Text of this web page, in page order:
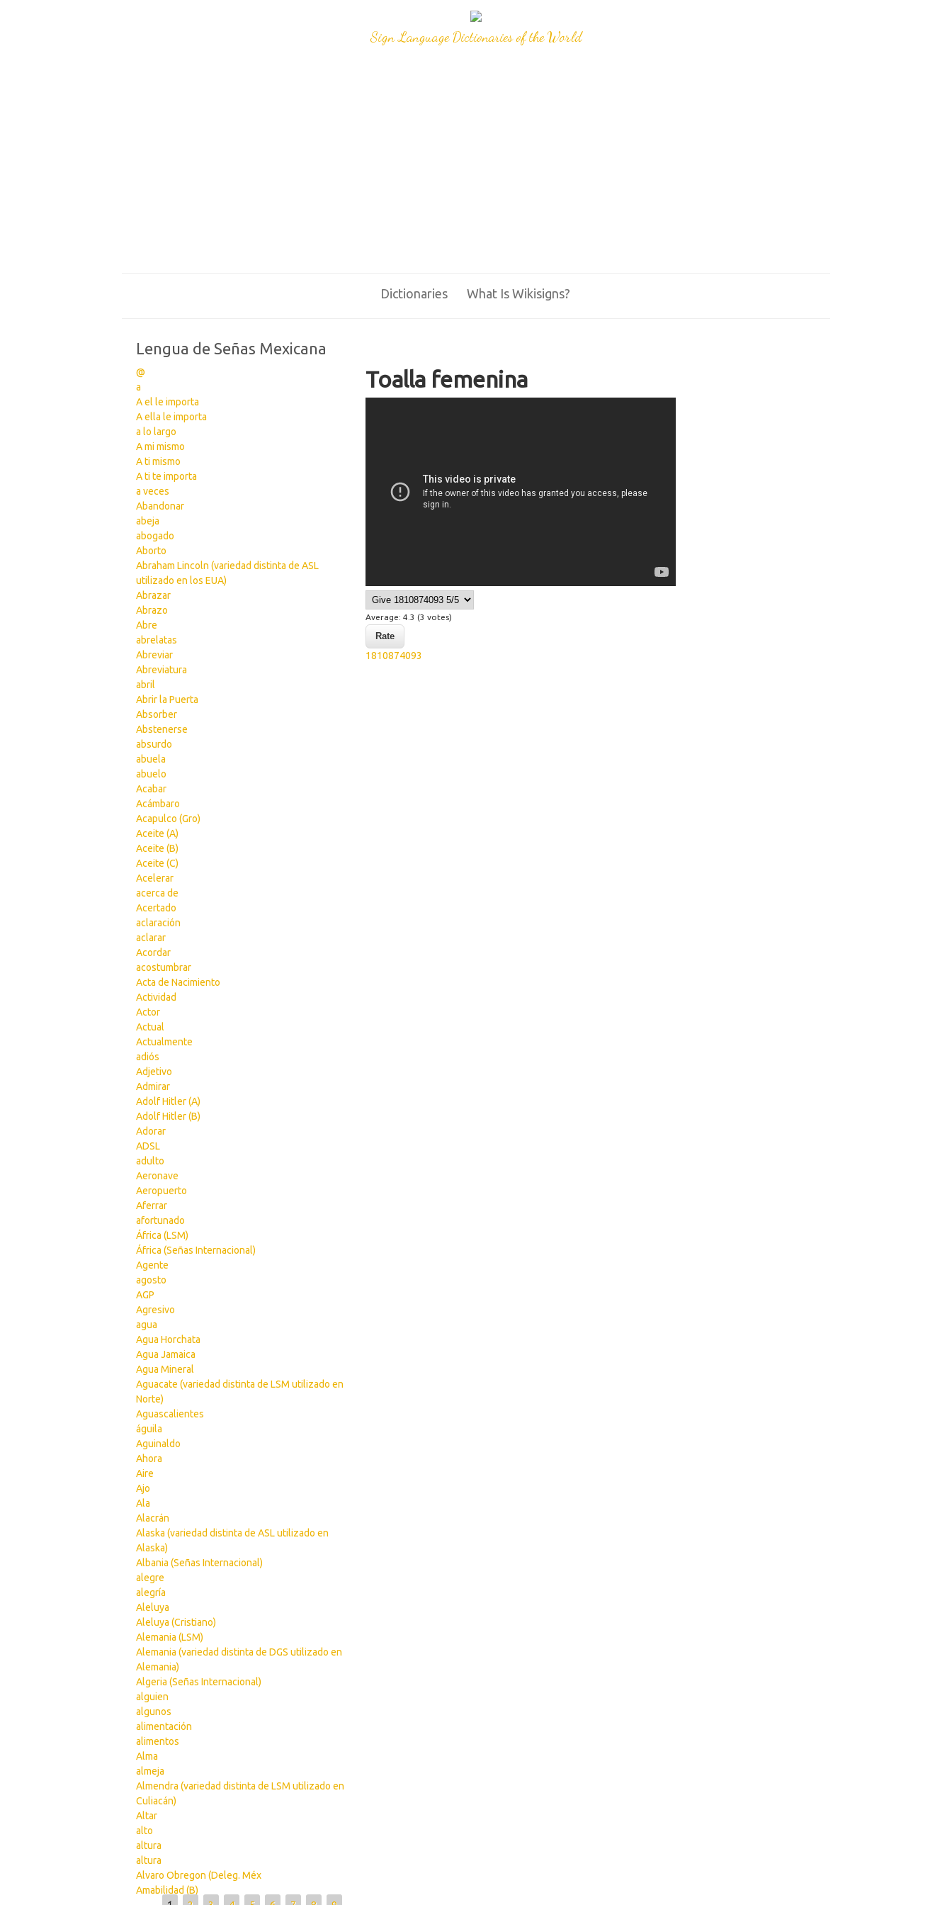
Sign Language Dictionaries of the World
Dictionaries What Is Wikisigns?
Lengua de Señas Mexicana
@
a
A el le importa
A ella le importa
a lo largo
A mi mismo
A ti mismo
A ti te importa
a veces
Abandonar
abeja
abogado
Aborto
Abraham Lincoln (variedad distinta de ASL
utilizado en los EUA)
Abrazar
Abrazo
Abre
abrelatas
Abreviar
Abreviatura
abril
Abrir la Puerta
Absorber
Abstenerse
absurdo
abuela
abuelo
Acabar
Acámbaro
Acapulco (Gro)
Aceite (A)
Aceite (B)
Aceite (C)
Acelerar
acerca de
Acertado
aclaración
aclarar
Acordar
acostumbrar
Acta de Nacimiento
Actividad
Actor
Actual
Actualmente
adiós
Adjetivo
Admirar
Adolf Hitler (A)
Adolf Hitler (B)
Adorar
ADSL
adulto
Aeronave
Aeropuerto
Aferrar
afortunado
África (LSM)
África (Señas Internacional)
Agente
agosto
AGP
Agresivo
agua
Agua Horchata
Agua Jamaica
Agua Mineral
Aguacate (variedad distinta de LSM utilizado en
Norte)
Aguascalientes
águila
Aguinaldo
Ahora
Aire
Ajo
Ala
Alacrán
Alaska (variedad distinta de ASL utilizado en
Alaska)
Albania (Señas Internacional)
alegre
alegría
Aleluya
Aleluya (Cristiano)
Alemania (LSM)
Alemania (variedad distinta de DGS utilizado en
Alemania)
Algeria (Señas Internacional)
alguien
algunos
alimentación
alimentos
Alma
almeja
Almendra (variedad distinta de LSM utilizado en
Culiacán)
Altar
alto
altura
altura
Alvaro Obregon (Deleg. Méx
Amabilidad (B)
Toalla femenina
Average: 4.3 (3 votes)
1810874093